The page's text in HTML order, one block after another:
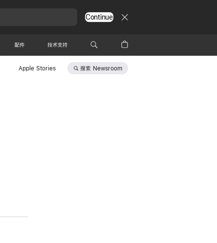
Continue
配件 技术支持
Apple Stories 搜索 Newsroom